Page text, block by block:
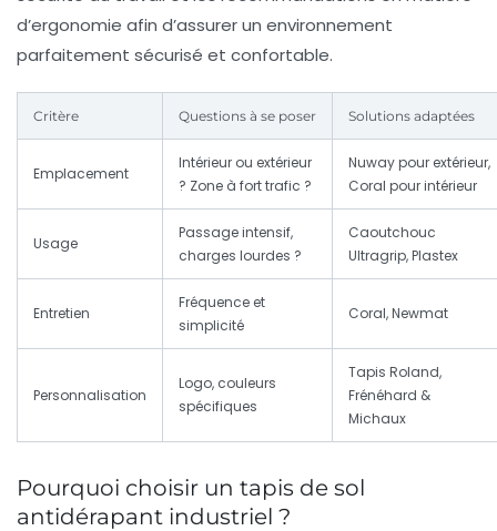
d’ergonomie afin d’assurer un environnement
parfaitement sécurisé et confortable.
Critère Questions à se poser Solutions adaptées
Emplacement
Intérieur ou extérieur
? Zone à fort trafic ?
Nuway pour extérieur,
Coral pour intérieur
Usage
Passage intensif,
charges lourdes ?
Caoutchouc
Ultragrip, Plastex
Entretien
Fréquence et
simplicité
Coral, Newmat
Personnalisation
Logo, couleurs
spécifiques
Tapis Roland,
Frénéhard &
Michaux
Pourquoi choisir un tapis de sol
antidérapant industriel ?